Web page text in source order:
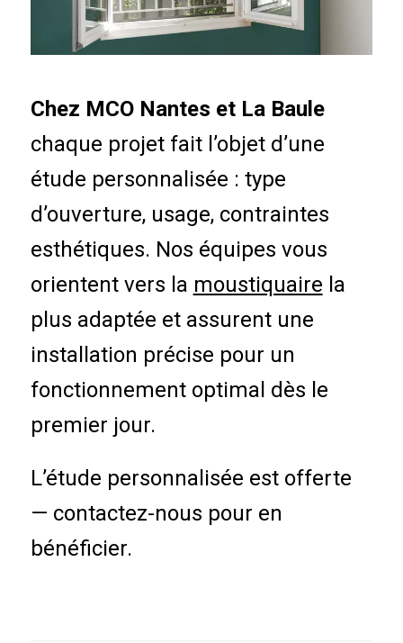
Chez MCO Nantes et La Baule
chaque projet fait l’objet d’une
étude personnalisée : type
d’ouverture, usage, contraintes
esthétiques. Nos équipes vous
orientent vers la moustiquaire la
plus adaptée et assurent une
installation précise pour un
fonctionnement optimal dès le
premier jour.
L’étude personnalisée est offerte
— contactez-nous pour en
bénéficier.